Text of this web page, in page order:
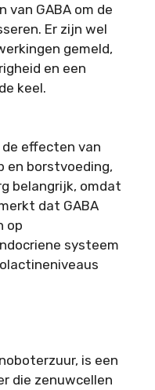
van GABA om de
Er zijn wel
gemeld,
en een
keel.
effecten van
en borstvoeding,
belangrijk, omdat
dat GABA
op
systeem
is een
die zenuwcellen